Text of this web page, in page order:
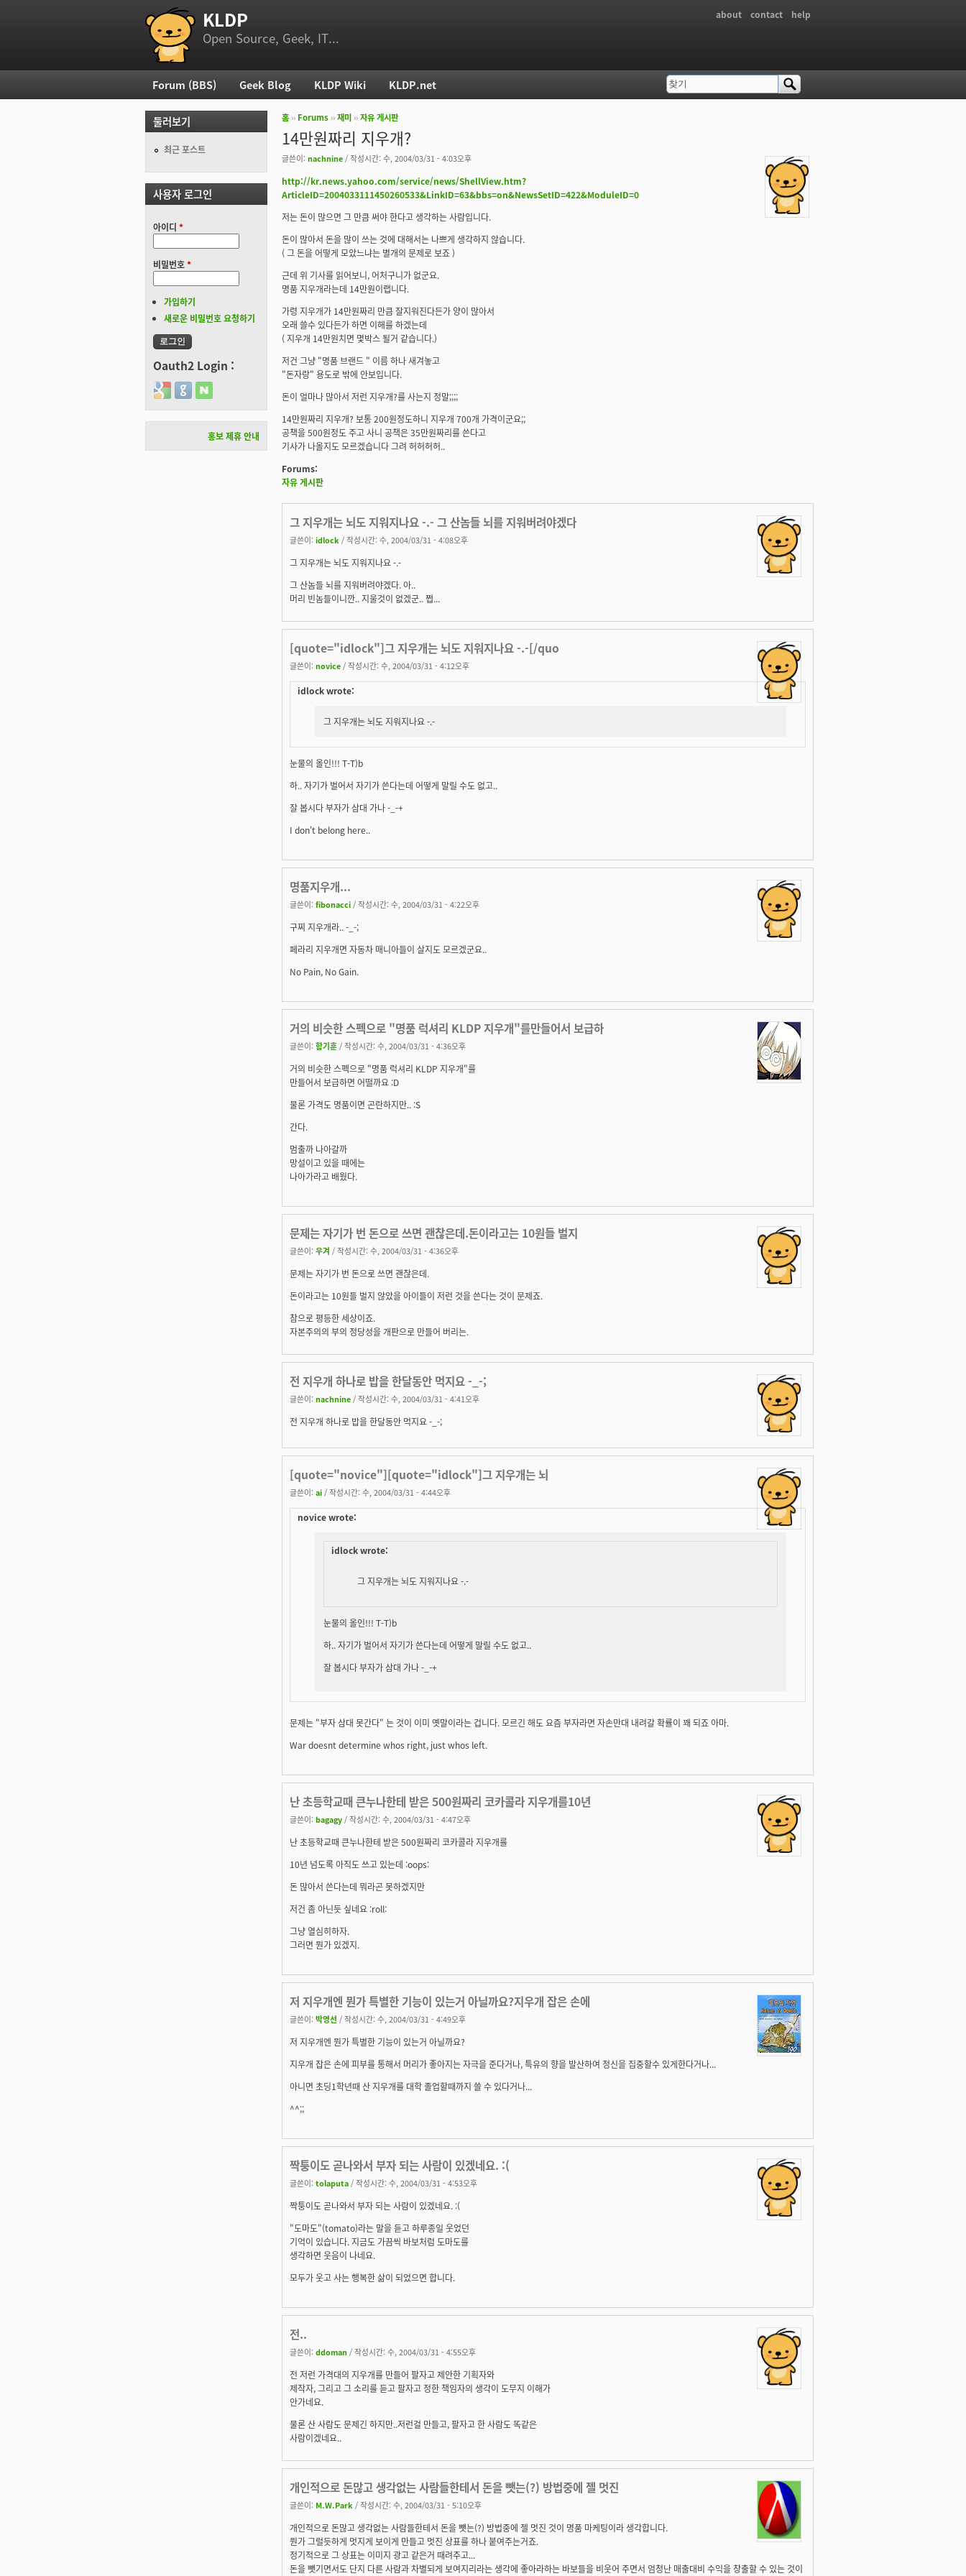
부 메뉴
about contact help
KLDP
Open Source, Geek, IT...
현재 위치
홈 ›› Forums ››재미 ››자유 게시판
14만원짜리 지우개?
글쓴이: nachnine / 작성시간: 수, 2004/03/31 - 4:03오후
http://kr.news.yahoo.com/service/news/ShellView.htm?
ArticleID=2004033111450260533&LinkID=63&bbs=on&NewsSetID=422&ModuleID=0
저는 돈이 많으면 그 만큼 써야 한다고 생각하는 사람입니다.
돈이 많아서 돈을 많이 쓰는 것에 대해서는 나쁘게 생각하지 않습니다.
( 그 돈을 어떻게 모았느냐는 별개의 문제로 보죠 )
근데 위 기사를 읽어보니, 어처구니가 없군요.
명품 지우개라는데 14만원이랩니다.
가령 지우개가 14만원짜리 만큼 잘지워진다든가 양이 많아서
오래 쓸수 있다든가 하면 이해를 하겠는데
( 지우개 14만원치면 몇박스 될거 같습니다.)
저건 그냥 "명품 브랜드 " 이름 하나 새겨놓고
"돈자랑" 용도로 밖에 안보입니다.
돈이 얼마나 많아서 저런 지우개?를 사는지 정말;;;;
14만원짜리 지우개? 보통 200원정도하니 지우개 700개 가격이군요;;
공책을 500원정도 주고 사니 공책은 35만원짜리를 쓴다고
기사가 나올지도 모르겠습니다 그려 허허허허..
Forums:
자유 게시판
그 지우개는 뇌도 지워지나요 -.- 그 산놈들 뇌를 지워버려야겠다
글쓴이: idlock / 작성시간: 수, 2004/03/31 - 4:08오후
그 지우개는 뇌도 지워지나요 -.-
그 산놈들 뇌를 지워버려야겠다. 아..
머리 빈놈들이니깐.. 지울것이 없겠군.. 쩝...
[quote="idlock"]그 지우개는 뇌도 지워지나요 -.-[/quo
글쓴이: novice / 작성시간: 수, 2004/03/31 - 4:12오후
idlock wrote:
그 지우개는 뇌도 지워지나요 -.-
눈물의 올인!!! T-T)b
하.. 자기가 벌어서 자기가 쓴다는데 어떻게 말릴 수도 없고..
잘 봅시다 부자가 삼대 가나 -_-+
I don't belong here..
명품지우개...
글쓴이: fibonacci / 작성시간: 수, 2004/03/31 - 4:22오후
구찌 지우개라.. -_-;
페라리 지우개면 자동차 매니아들이 살지도 모르겠군요..
No Pain, No Gain.
거의 비슷한 스펙으로 "명품 럭셔리 KLDP 지우개"를만들어서 보급하
글쓴이: 함기훈 / 작성시간: 수, 2004/03/31 - 4:36오후
거의 비슷한 스펙으로 "명품 럭셔리 KLDP 지우개"를
만들어서 보급하면 어떨까요 :D
물론 가격도 명품이면 곤란하지만.. :S
간다.
멈출까 나아갈까
망설이고 있을 때에는
나아가라고 배웠다.
문제는 자기가 번 돈으로 쓰면 괜찮은데.돈이라고는 10원들 벌지
글쓴이: 우겨 / 작성시간: 수, 2004/03/31 - 4:36오후
문제는 자기가 번 돈으로 쓰면 괜찮은데.
돈이라고는 10원들 벌지 않았을 아이들이 저런 것을 쓴다는 것이 문제죠.
참으로 평등한 세상이죠.
자본주의의 부의 정당성을 개판으로 만들어 버리는.
전 지우개 하나로 밥을 한달동안 먹지요 -_-;
글쓴이: nachnine / 작성시간: 수, 2004/03/31 - 4:41오후
전 지우개 하나로 밥을 한달동안 먹지요 -_-;
[quote="novice"][quote="idlock"]그 지우개는 뇌
글쓴이: ai / 작성시간: 수, 2004/03/31 - 4:44오후
novice wrote:
idlock wrote:
그 지우개는 뇌도 지워지나요 -.-
눈물의 올인!!! T-T)b
하.. 자기가 벌어서 자기가 쓴다는데 어떻게 말릴 수도 없고..
잘 봅시다 부자가 삼대 가나 -_-+
문제는 "부자 삼대 못간다" 는 것이 이미 옛말이라는 겁니다. 모르긴 해도 요즘 부자라면 자손만대 내려갈 확률이 꽤 되죠 아마.
War doesnt determine whos right, just whos left.
난 초등학교때 큰누나한테 받은 500원짜리 코카콜라 지우개를10년
글쓴이: bagagy / 작성시간: 수, 2004/03/31 - 4:47오후
난 초등학교때 큰누나한테 받은 500원짜리 코카콜라 지우개를
10년 넘도록 아직도 쓰고 있는데 :oops:
돈 많아서 쓴다는데 뭐라곤 못하겠지만
저건 좀 아닌듯 싶네요 :roll:
그냥 열심히하자.
그러면 뭔가 있겠지.
저 지우개엔 뭔가 특별한 기능이 있는거 아닐까요?지우개 잡은 손에
글쓴이: 박영선 / 작성시간: 수, 2004/03/31 - 4:49오후
저 지우개엔 뭔가 특별한 기능이 있는거 아닐까요?
지우개 잡은 손에 피부를 통해서 머리가 좋아지는 자극을 준다거나, 특유의 향을 발산하여 정신을 집중할수 있게한다거나...
아니면 초딩1학년때 산 지우개를 대학 졸업할때까지 쓸 수 있다거나...
^^;;
짝퉁이도 곧나와서 부자 되는 사람이 있겠네요. :(
글쓴이: tolaputa / 작성시간: 수, 2004/03/31 - 4:53오후
짝퉁이도 곧나와서 부자 되는 사람이 있겠네요. :(
"도마도"(tomato)라는 말을 듣고 하루종일 웃었던
기억이 있습니다. 지금도 가끔씩 바보처럼 도마도를
생각하면 웃음이 나네요.
모두가 웃고 사는 행복한 삶이 되었으면 합니다.
전..
글쓴이: ddoman / 작성시간: 수, 2004/03/31 - 4:55오후
전 저런 가격대의 지우개를 만들어 팔자고 제안한 기획자와
제작자, 그리고 그 소리를 듣고 팔자고 정한 책임자의 생각이 도무지 이해가
안가네요.
물론 산 사람도 문제긴 하지만..저런걸 만들고, 팔자고 한 사람도 똑같은
사람이겠네요..
개인적으로 돈많고 생각없는 사람들한테서 돈을 뺏는(?) 방법중에 젤 멋진
글쓴이: M.W.Park / 작성시간: 수, 2004/03/31 - 5:10오후
개인적으로 돈많고 생각없는 사람들한테서 돈을 뺏는(?) 방법중에 젤 멋진 것이 명품 마케팅이라 생각합니다.
뭔가 그럴듯하게 멋지게 보이게 만들고 멋진 상표를 하나 붙여주는거죠.
정기적으로 그 상표는 이미지 광고 같은거 때려주고...
돈을 뺏기면서도 단지 다른 사람과 차별되게 보여지리라는 생각에 좋아라하는 바보들을 비웃어 주면서 엄청난 매출대비 수익을 창출할 수 있는 것이
주 메뉴
Forum (BBS) Geek Blog KLDP Wiki KLDP.net 검색 폼
찾기
둘러보기
최근 포스트
사용자 로그인
아이디 *
비밀번호*
가입하기
새로운 비밀번호 요청하기
Oauth2 Login :
Login with Google
Login with GitHub
Login with Naver
홍보 제휴 안내